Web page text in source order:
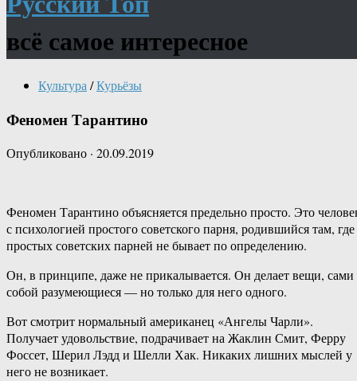
всё самое интересное
Культура /Курьёзы
Феномен Тарантино
Опубликовано · 20.09.2019
Феномен Тарантино объясняется предельно просто. Это
с психологией простого советского парня, родившийся там, где
простых советских парней не бывает по определению.
Он, в принципе, даже не прикалывается. Он делает вещи, сами
собой разумеющиеся — но только для него одного.
Вот смотрит нормальный американец «Ангелы Чарли».
Получает удовольствие, подрачивает на Жаклин Смит, Ферру
Фоссет, Шерил Лэдд и Шелли Хак. Никаких лишних мыслей у
него не возникает.